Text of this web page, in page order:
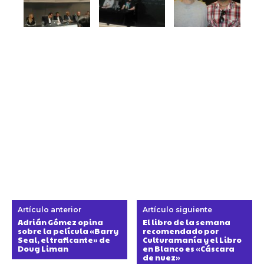
Artículo anterior
Adrián Gómez opina
sobre la película «Barry
Seal, el traficante» de
Doug Liman
Artículo siguiente
El libro de la semana
recomendado por
Culturamanía y el Libro
en Blanco es «Cáscara
de nuez»